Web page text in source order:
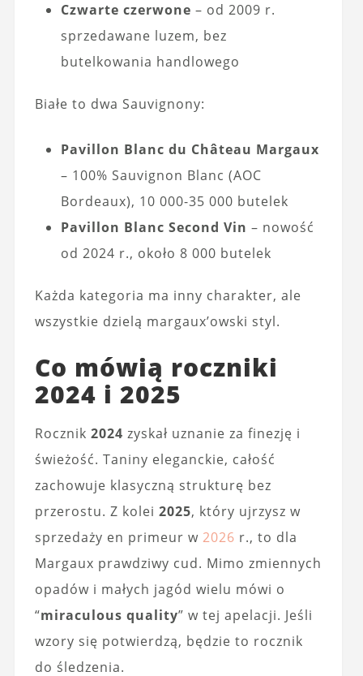
Czwarte czerwone – od 2009 r.
sprzedawane luzem, bez
butelkowania handlowego
Białe to dwa Sauvignony:
Pavillon Blanc du Château Margaux
– 100% Sauvignon Blanc (AOC
Bordeaux), 10 000-35 000 butelek
Pavillon Blanc Second Vin – nowość
od 2024 r., około 8 000 butelek
Każda kategoria ma inny charakter, ale
wszystkie dzielą margaux’owski styl.
Co mówią roczniki
2024 i 2025
Rocznik 2024 zyskał uznanie za finezję i
świeżość. Taniny eleganckie, całość
zachowuje klasyczną strukturę bez
przerostu. Z kolei 2025, który ujrzysz w
sprzedaży en primeur w 2026 r., to dla
Margaux prawdziwy cud. Mimo zmiennych
opadów i małych jagód wielu mówi o
“miraculous quality” w tej apelacji. Jeśli
wzory się potwierdzą, będzie to rocznik
do śledzenia.